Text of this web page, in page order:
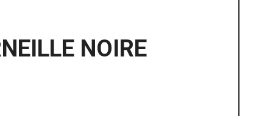
NOIRE